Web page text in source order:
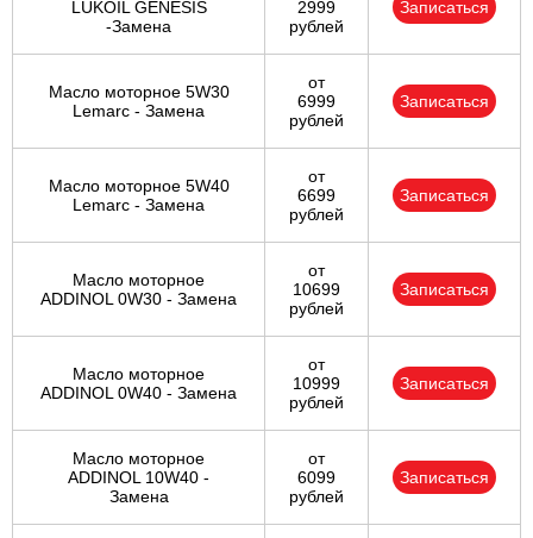
LUKOIL GENESIS
-Замена
2999
рублей
Записаться
Масло моторное 5W30
Lemarc - Замена
от
6999
рублей
Записаться
Масло моторное 5W40
Lemarc - Замена
от
6699
рублей
Записаться
Масло моторное
ADDINOL 0W30 - Замена
от
10699
рублей
Записаться
Масло моторное
ADDINOL 0W40 - Замена
от
10999
рублей
Записаться
Масло моторное
ADDINOL 10W40 -
Замена
от
6099
рублей
Записаться